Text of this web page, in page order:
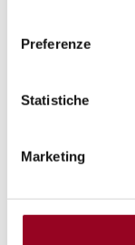
Preferenze
Statistiche
Marketing